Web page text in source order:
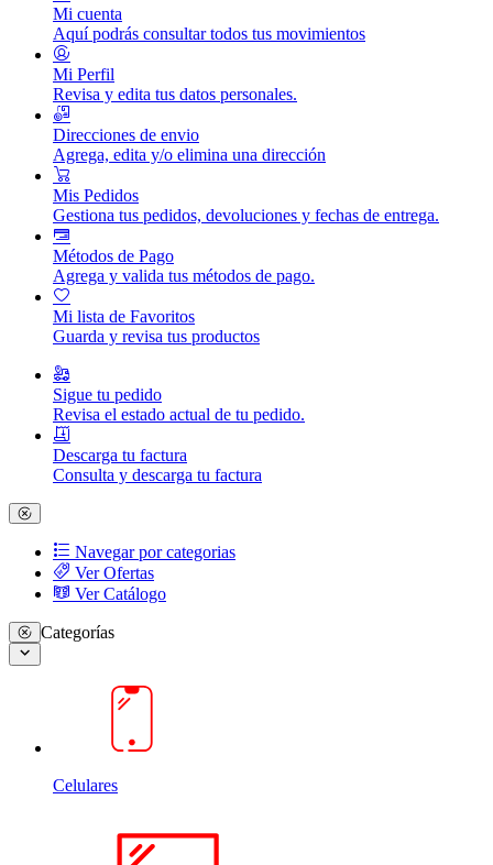
Mi cuenta
Aquí podrás consultar todos tus movimientos
Mi Perfil
Revisa y edita tus datos personales.
Direcciones de envio
Agrega, edita y/o elimina una dirección
Mis Pedidos
Gestiona tus pedidos, devoluciones y fechas de entrega.
Métodos de Pago
Agrega y valida tus métodos de pago.
Mi lista de Favoritos
Guarda y revisa tus productos
Sigue tu pedido
Revisa el estado actual de tu pedido.
Descarga tu factura
Consulta y descarga tu factura
Navegar por categorias
Ver Ofertas
Ver Catálogo
Categorías
Celulares